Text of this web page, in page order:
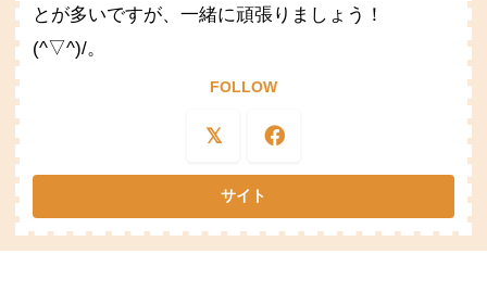
とが多いですが、一緒に頑張りましょう！
(^▽^)/。
FOLLOW